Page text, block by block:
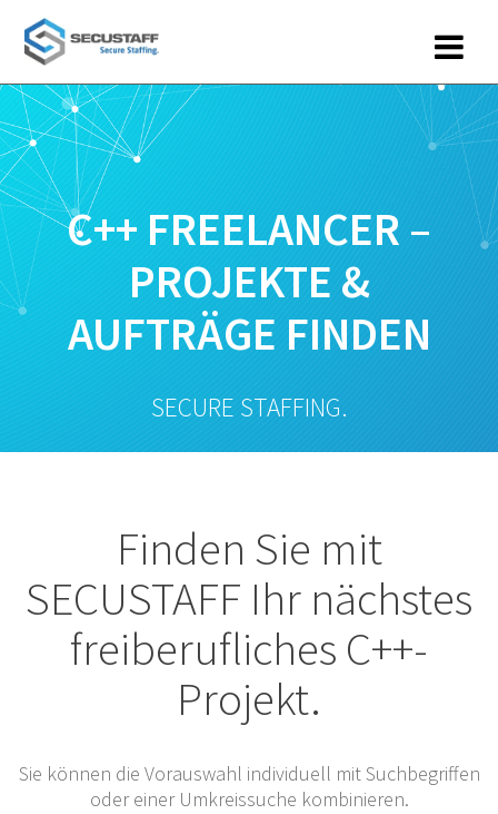
C++ FREELANCER –
PROJEKTE &
AUFTRÄGE FINDEN
SECURE STAFFING.
Finden Sie mit
SECUSTAFF Ihr nächstes
freiberufliches C++-
Projekt.
Sie können die Vorauswahl individuell mit Suchbegriffen
oder einer Umkreissuche kombinieren.